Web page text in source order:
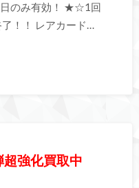
日のみ有効！ ★☆1回
！！ レアカード…
超強化買取中